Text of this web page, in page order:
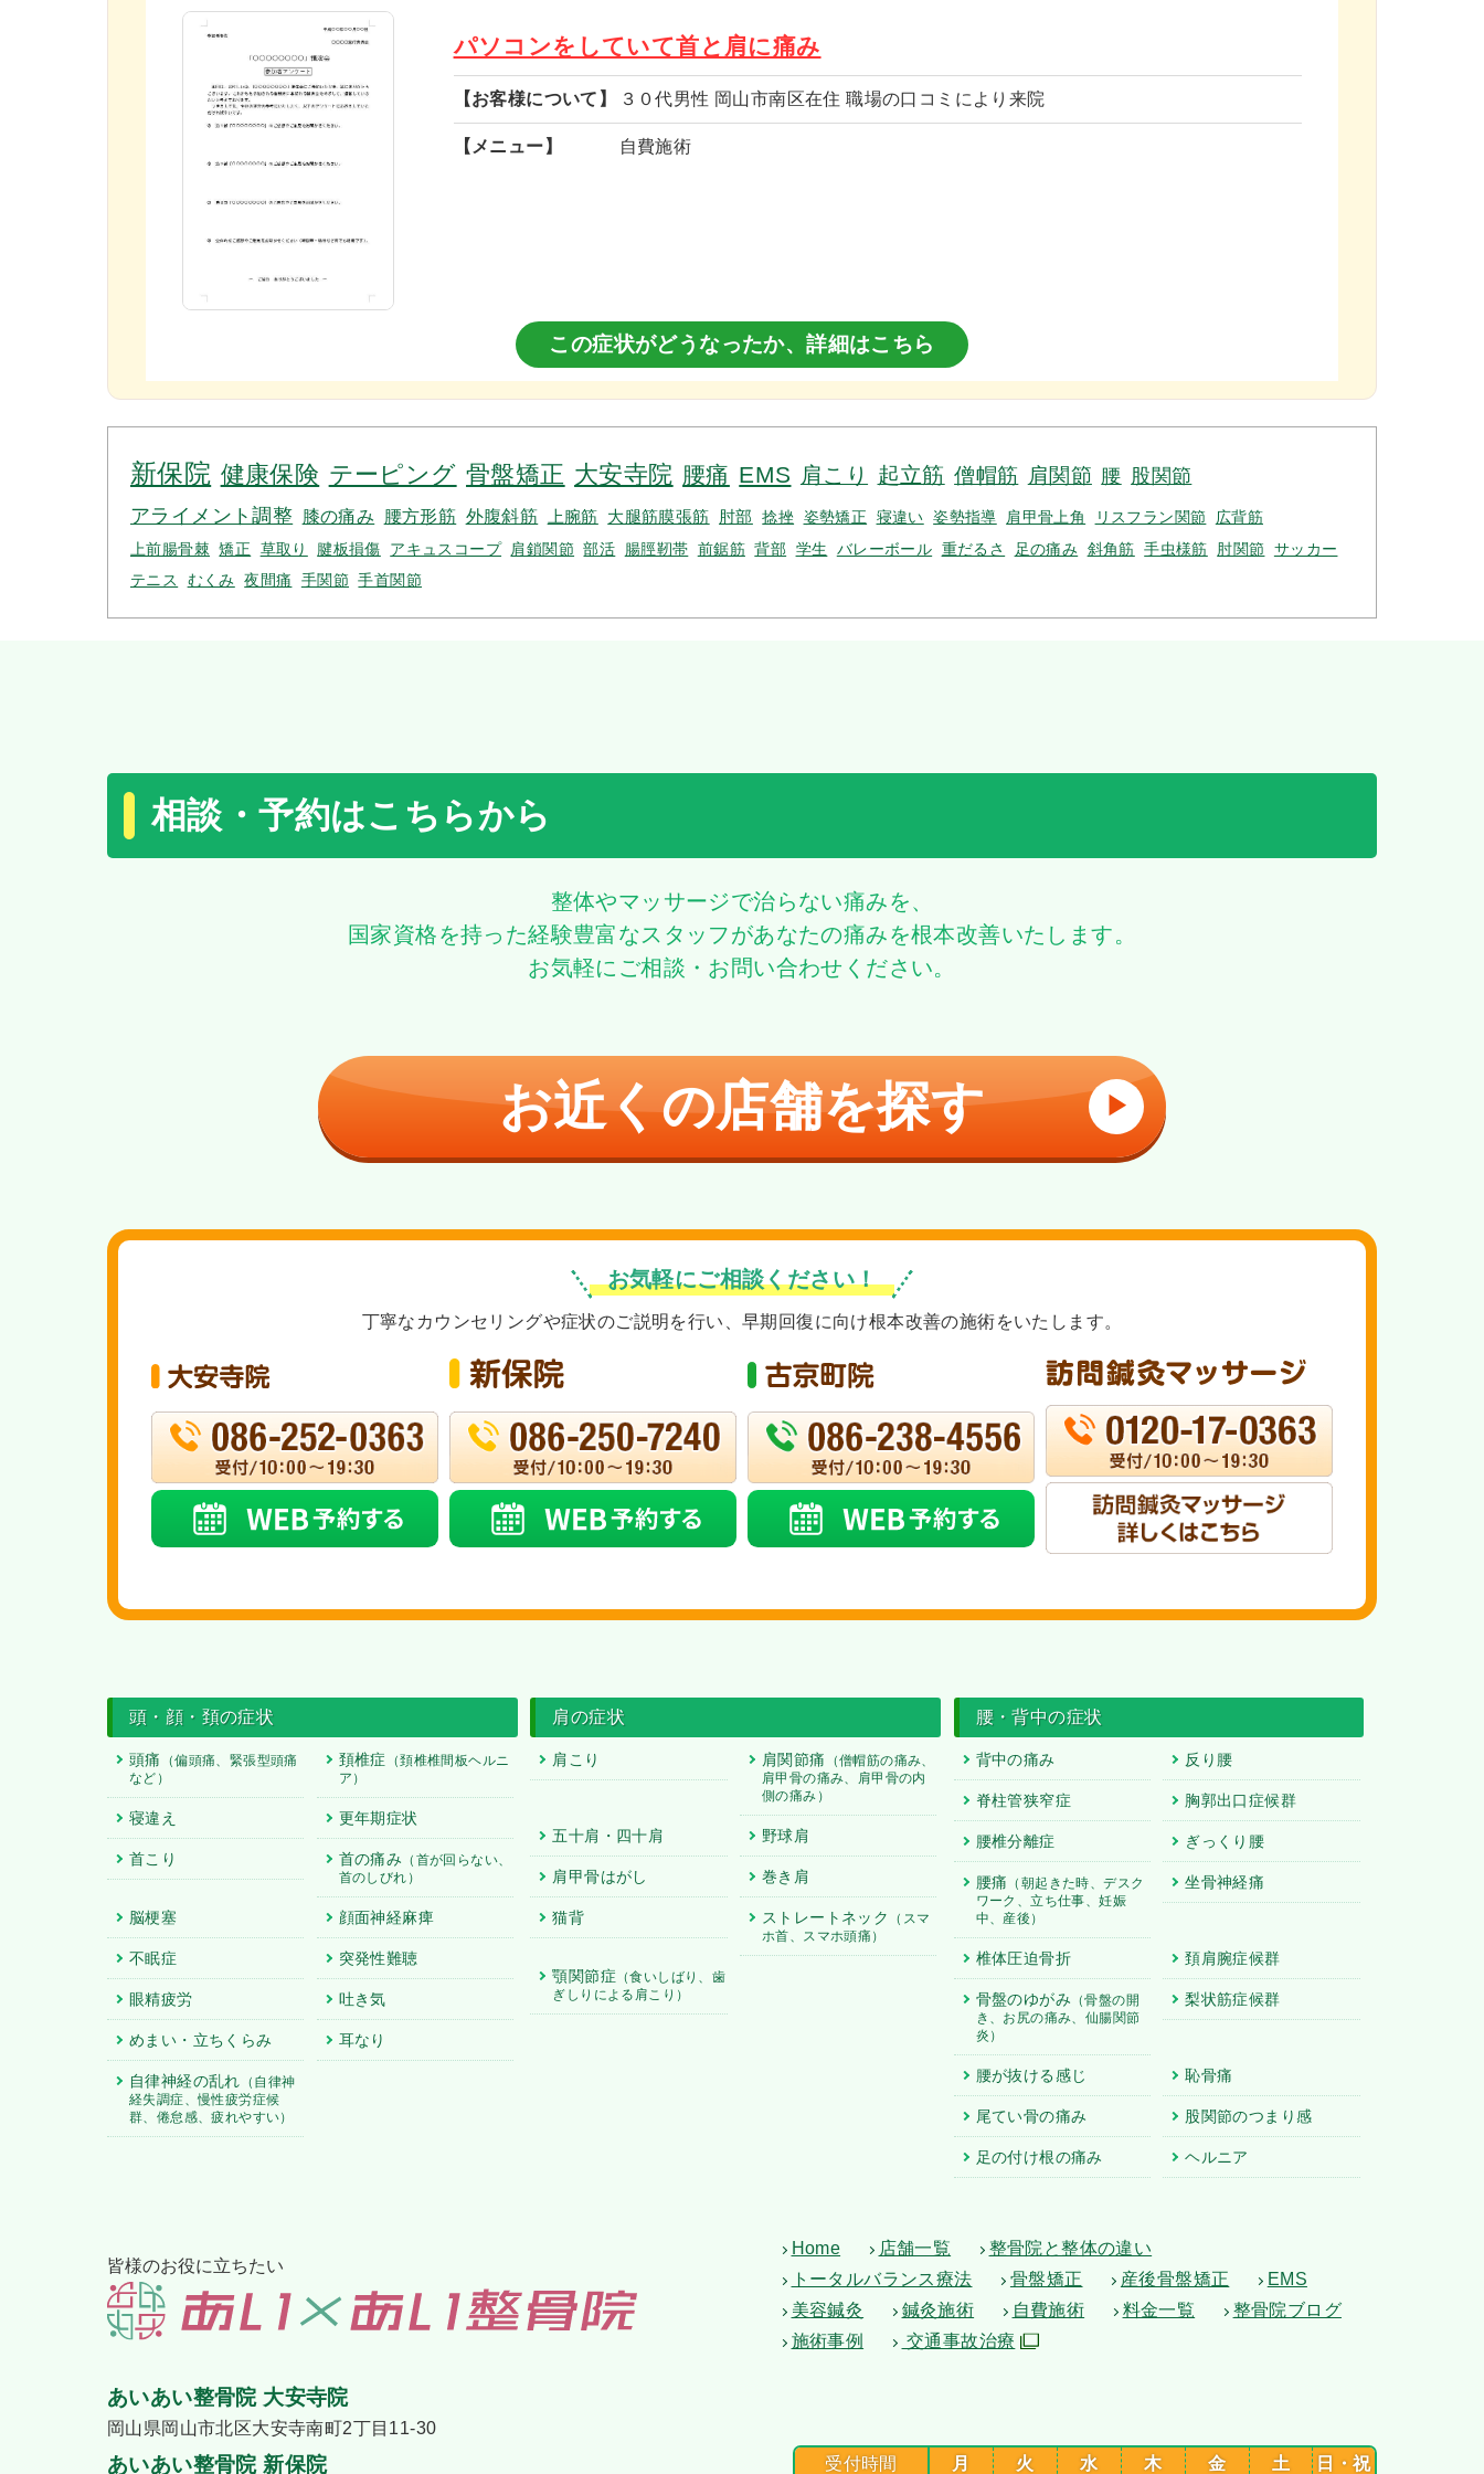
パソコンをしていて首と肩に痛み
【お客様について】 ３０代男性 岡山市南区在住 職場の口コミにより来院
【メニュー】 自費施術
この症状がどうなったか、詳細はこちら
新保院 健康保険 テーピング 骨盤矯正 大安寺院 腰痛 EMS 肩こり 起立筋 僧帽筋 肩関節 腰 股関節
アライメント調整 膝の痛み 腰方形筋 外腹斜筋 上腕筋 大腿筋膜張筋 肘部 捻挫 姿勢矯正 寝違い 姿勢指導 肩甲骨上角 リスフラン関節
広背筋
上前腸骨棘 矯正 草取り 腱板損傷 アキュスコープ 肩鎖関節 部活 腸脛靭帯 前鋸筋 背部 学生 バレーボール 重だるさ 足の痛み 斜角筋 手虫様筋 肘関節 サッカー
テニス
むくみ 夜間痛 手関節 手首関節
相談・予約はこちらから
整体やマッサージで治らない痛みを、
国家資格を持った経験豊富なスタッフがあなたの痛みを根本改善いたします。
お気軽にご相談・お問い合わせください。
お近くの店舗を探す ▶
お気軽にご相談ください！
丁寧なカウンセリングや症状のご説明を行い、早期回復に向け根本改善の施術をいたします。
頭・顔・頚の症状
頭痛
（偏頭痛、緊張型頭痛
など）
頚椎症
（頚椎椎間板ヘルニ
ア）
寝違え 更年期症状
首こり 首の痛み （首が回らない、
首のしびれ）
脳梗塞 顔面神経麻痺
不眠症 突発性難聴
眼精疲労 吐き気
めまい・立ちくらみ 耳なり
自律神経の乱れ （自律神
経失調症、慢性疲労症候
群、倦怠感、疲れやすい）
肩の症状
肩こり 肩関節痛
（僧帽筋の痛み、
肩甲骨の痛み、肩甲骨の内
側の痛み）
五十肩・四十肩 野球肩
肩甲骨はがし 巻き肩
猫背 ストレートネック
（スマ
ホ首、スマホ頭痛）
顎関節症 （食いしばり、歯
ぎしりによる肩こり）
腰・背中の症状
背中の痛み 反り腰
脊柱管狭窄症 胸郭出口症候群
腰椎分離症 ぎっくり腰
腰痛 （朝起きた時、デスク
ワーク、立ち仕事、妊娠
中、産後）
坐骨神経痛
椎体圧迫骨折 頚肩腕症候群
骨盤のゆがみ （骨盤の開
き、お尻の痛み、仙腸関節
炎）
梨状筋症候群
腰が抜ける感じ 恥骨痛
尾てい骨の痛み 股関節のつまり感
足の付け根の痛み ヘルニア
皆様のお役に立ちたい
Home 店舗一覧
整骨院と整体の違い
トータルバランス療法
骨盤矯正 産後骨盤矯正
EMS
美容鍼灸
鍼灸施術 自費施術 料金一覧
整骨院ブログ
施術事例
交通事故治療
あいあい整骨院 大安寺院
岡山県岡山市北区大安寺南町2丁目11-30
あいあい整骨院 新保院 受付時間 月 火 水 木 金 土 日・祝